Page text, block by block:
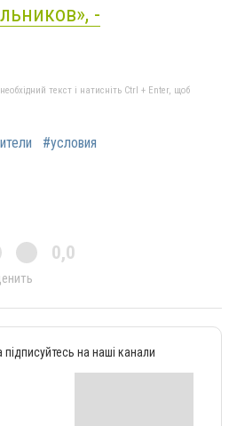
-
текст і натисніть Ctrl + Enter, щоб
#условия
0,0
на наші канали